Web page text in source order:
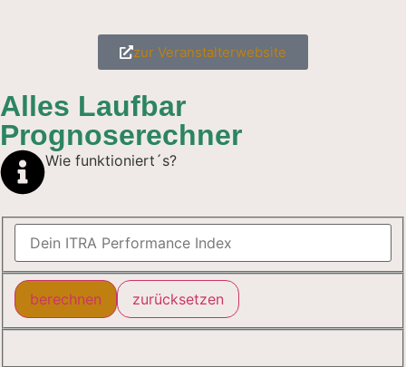
zur Veranstalterwebsite
Alles Laufbar
Prognoserechner
Wie funktioniert´s?
berechnen zurücksetzen